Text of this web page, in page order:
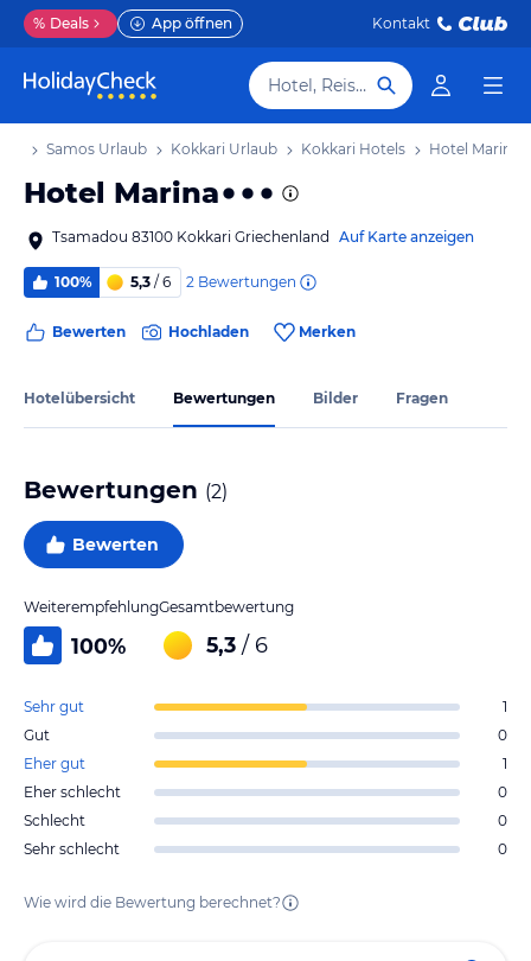
% Deals App öffnen Kontakt
Hotel, Reiseziel
Samos Urlaub Kokkari Urlaub Kokkari Hotels Hotel Marina
Hotel Marina
Tsamadou 83100 Kokkari Griechenland Auf Karte anzeigen
100% 5,3 / 6 2 Bewertungen
Bewerten Hochladen Merken
Hotelübersicht Bewertungen Bilder Fragen
Bewertungen (2)
Bewerten
Weiterempfehlung
100%
Gesamtbewertung
5,3 / 6
Sehr gut
1
Gut
0
Eher gut
1
Eher schlecht
0
Schlecht
0
Sehr schlecht
0
Wie wird die Bewertung berechnet?